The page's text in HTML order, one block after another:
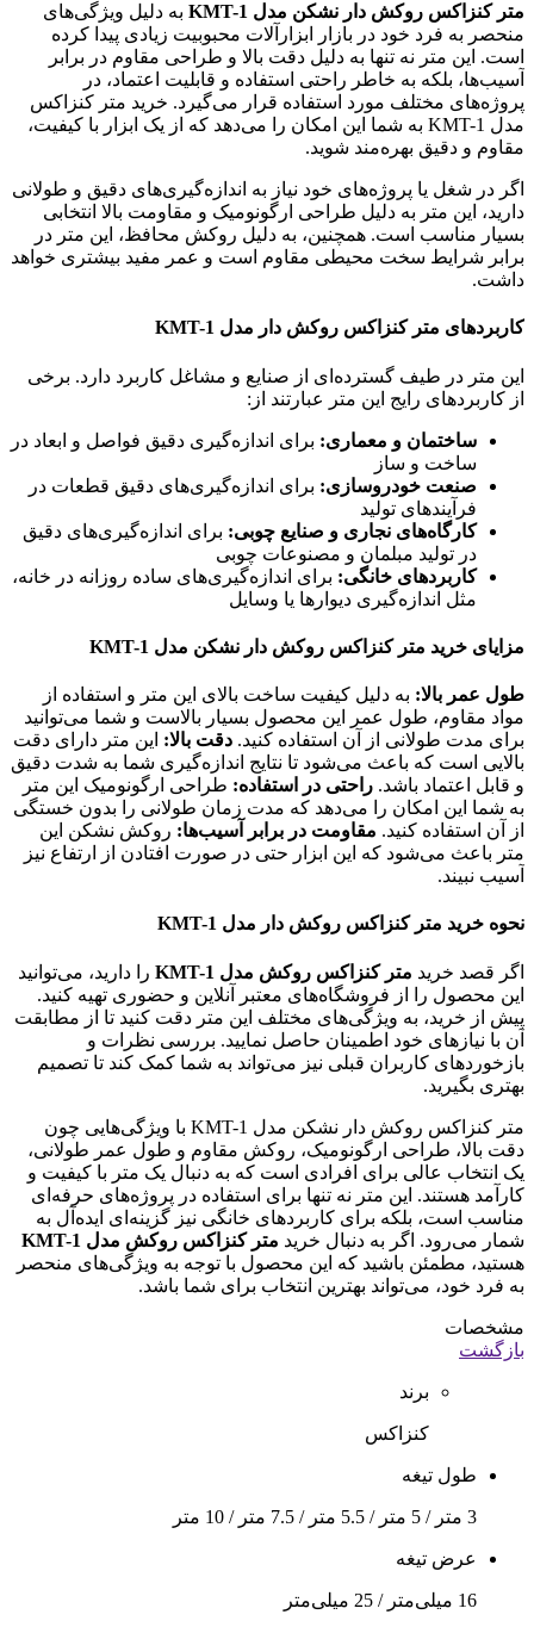
متر کنزاکس روکش دار نشکن مدل KMT-1
به دلیل ویژگی‌های
منحصر به فرد خود در بازار ابزارآلات محبوبیت زیادی پیدا کرده
است. این متر نه تنها به دلیل دقت بالا و طراحی مقاوم در برابر
آسیب‌ها، بلکه به خاطر راحتی استفاده و قابلیت اعتماد، در
پروژه‌های مختلف مورد استفاده قرار می‌گیرد. خرید متر کنزاکس
مدل KMT-1 به شما این امکان را می‌دهد که از یک ابزار با کیفیت،
مقاوم و دقیق بهره‌مند شوید.
اگر در شغل یا پروژه‌های خود نیاز به اندازه‌گیری‌های دقیق و طولانی
دارید، این متر به دلیل طراحی ارگونومیک و مقاومت بالا انتخابی
بسیار مناسب است. همچنین، به دلیل روکش محافظ، این متر در
برابر شرایط سخت محیطی مقاوم است و عمر مفید بیشتری خواهد
داشت.
کاربردهای متر کنزاکس روکش دار مدل KMT-1
این متر در طیف گسترده‌ای از صنایع و مشاغل کاربرد دارد. برخی
از کاربردهای رایج این متر عبارتند از:
ساختمان و معماری: برای اندازه‌گیری دقیق فواصل و ابعاد در
ساخت و ساز
صنعت خودروسازی: برای اندازه‌گیری‌های دقیق قطعات در
فرآیندهای تولید
کارگاه‌های نجاری و صنایع چوبی: برای اندازه‌گیری‌های دقیق
در تولید مبلمان و مصنوعات چوبی
کاربردهای خانگی: برای اندازه‌گیری‌های ساده روزانه در خانه،
مثل اندازه‌گیری دیوارها یا وسایل
مزایای خرید متر کنزاکس روکش دار نشکن مدل KMT-1
طول عمر بالا: به دلیل کیفیت ساخت بالای این متر و استفاده از
مواد مقاوم، طول عمر این محصول بسیار بالاست و شما می‌توانید
برای مدت طولانی از آن استفاده کنید. دقت بالا: این متر دارای دقت
بالایی است که باعث می‌شود تا نتایج اندازه‌گیری شما به شدت دقیق
و قابل اعتماد باشد. راحتی در استفاده: طراحی ارگونومیک این متر
به شما این امکان را می‌دهد که مدت زمان طولانی را بدون خستگی
از آن استفاده کنید. مقاومت در برابر آسیب‌ها: روکش نشکن این
متر باعث می‌شود که این ابزار حتی در صورت افتادن از ارتفاع نیز
آسیب نبیند.
نحوه خرید متر کنزاکس روکش دار مدل KMT-1
اگر قصد خرید متر کنزاکس روکش مدل KMT-1
را دارید، می‌توانید
این محصول را از فروشگاه‌های معتبر آنلاین و حضوری تهیه کنید.
پیش از خرید، به ویژگی‌های مختلف این متر دقت کنید تا از مطابقت
آن با نیازهای خود اطمینان حاصل نمایید. بررسی نظرات و
بازخوردهای کاربران قبلی نیز می‌تواند به شما کمک کند تا تصمیم
بهتری بگیرید.
متر کنزاکس روکش دار نشکن مدل KMT-1 با ویژگی‌هایی چون
دقت بالا، طراحی ارگونومیک، روکش مقاوم و طول عمر طولانی،
یک انتخاب عالی برای افرادی است که به دنبال یک متر با کیفیت و
کارآمد هستند. این متر نه تنها برای استفاده در پروژه‌های حرفه‌ای
مناسب است، بلکه برای کاربردهای خانگی نیز گزینه‌ای ایده‌آل به
شمار می‌رود. اگر به دنبال خرید متر کنزاکس روکش مدل KMT-1
هستید، مطمئن باشید که این محصول با توجه به ویژگی‌های منحصر
به فرد خود، می‌تواند بهترین انتخاب برای شما باشد.
مشخصات
بازگشت
برند
کنزاکس
طول تیغه
3 متر / 5 متر / 5.5 متر / 7.5 متر / 10 متر
عرض تیغه
16 میلی‌متر / 25 میلی‌متر